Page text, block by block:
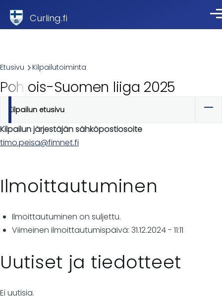
Curling.fi
Breadcrumb
Etusivu Kilpailutoiminta
Pohjois-Suomen liiga 2025
Ensisijaiset
välilehdet
Kilpailun etusivu
Kilpailun järjestäjän sähköpostiosoite
timo.peisa@fimnet.fi
Ilmoittautuminen
Ilmoittautuminen on suljettu.
Viimeinen ilmoittautumispäivä: 31.12.2024 - 11:11
Uutiset ja tiedotteet
Ei uutisia.